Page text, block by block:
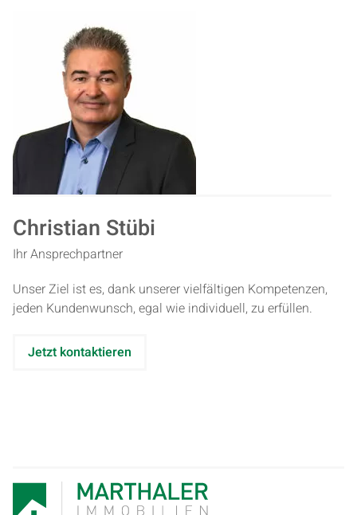
Christian Stübi
Ihr Ansprechpartner
Unser Ziel ist es, dank unserer vielfältigen Kompetenzen,
jeden Kundenwunsch, egal wie individuell, zu erfüllen.
Jetzt kontaktieren